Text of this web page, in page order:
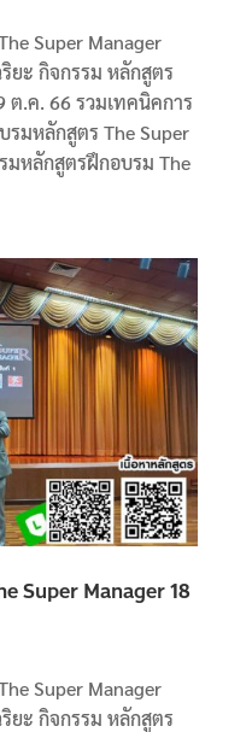
Super Manager
ยะ กิจกรรม หลักสูตร
ต.ค. 66 รวมเทคนิคการ
มหลักสูตร The Super
มหลักสูตรฝึกอบรม The
Super Manager 18
Super Manager
ยะ กิจกรรม หลักสูตร